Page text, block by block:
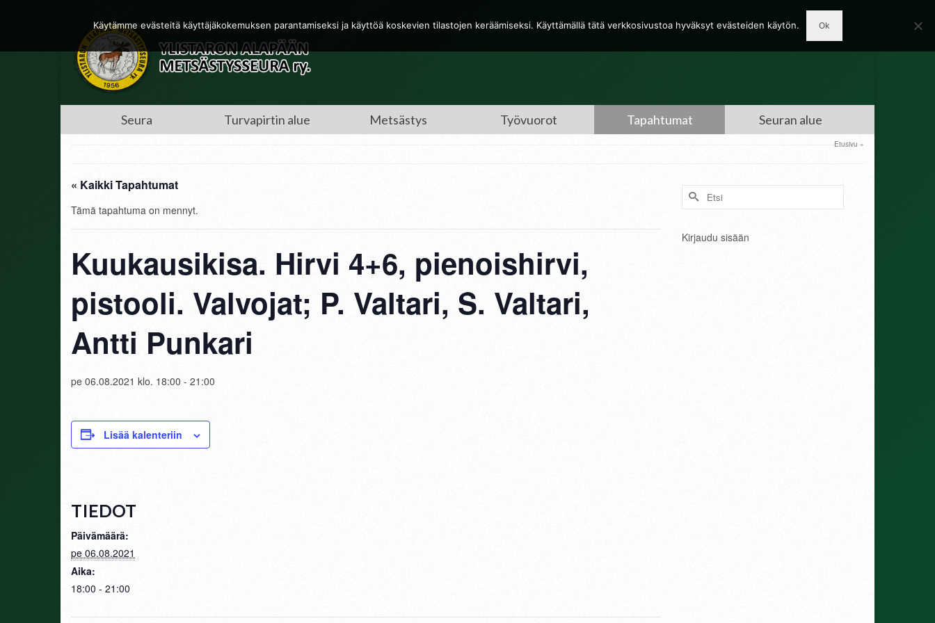
Seura Turvapirtin alue Metsästys Työvuorot Tapahtumat Seuran alue
Etusivu »
« Kaikki Tapahtumat
Tämä tapahtuma on mennyt.
Kuukausikisa. Hirvi 4+6, pienoishirvi,
pistooli. Valvojat; P. Valtari, S. Valtari,
Antti Punkari
pe 06.08.2021 klo. 18:00 - 21:00
Lisää kalenteriin
TIEDOT
Päivämäärä:
pe 06.08.2021
Aika:
18:00 - 21:00
Search
for:
Kirjaudu sisään
Käytämme evästeitä käyttäjäkokemuksen parantamiseksi ja käyttöä koskevien tilastojen keräämiseksi. Käyttämällä tätä verkkosivustoa hyväksyt evästeiden käytön. Ok